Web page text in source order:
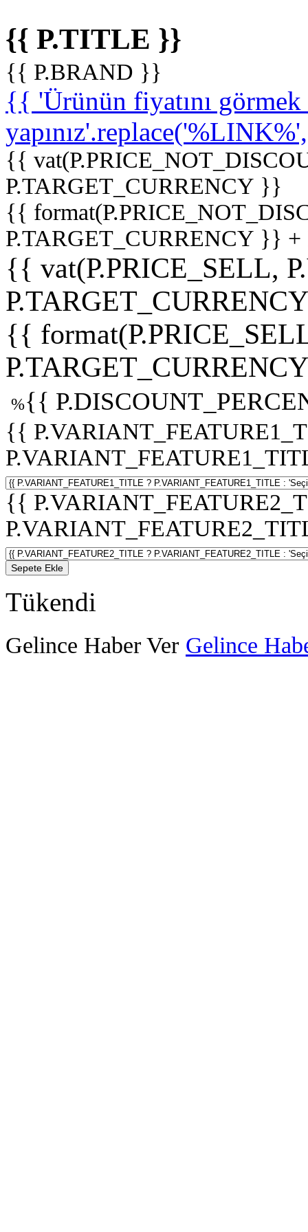
{{ P.TITLE }}
{{ P.BRAND }}
{{ 'Ürünün fiyatını
{{
P.TARGET_CURRENCY }}
{{
P.TARGET_CURRENCY }}
{{ vat(P.PRICE_SELL,
{{
%{{
{{
{{
Sepete Ekle
Tükendi
Gelince Haber Ver Gelince